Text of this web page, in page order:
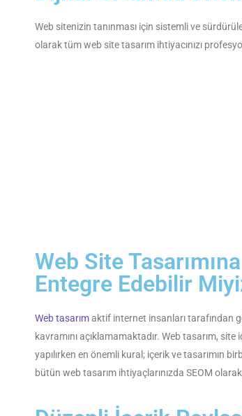
Web sitenizin tanınması için sistemli ve
olarak tüm web site tasarım ihtiyacınızı
Web Site
Entegre Edebilir
Web tasarımaktif internet insanları tarafından
kavramını açıklamamaktadır. Web tasarım,
yapılırken en önemli kural; içerik ve tasarımın
bütün web tasarım ihtiyaçlarınızda SEOM olarak